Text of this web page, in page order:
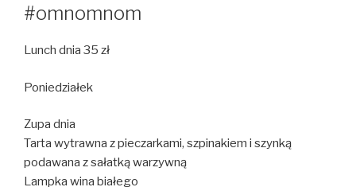
#omnomnom
Lunch dnia 35 zł
Poniedziałek
Zupa dnia
Tarta wytrawna z pieczarkami, szpinakiem i szynką
podawana z sałatką warzywną
Lampka wina białego